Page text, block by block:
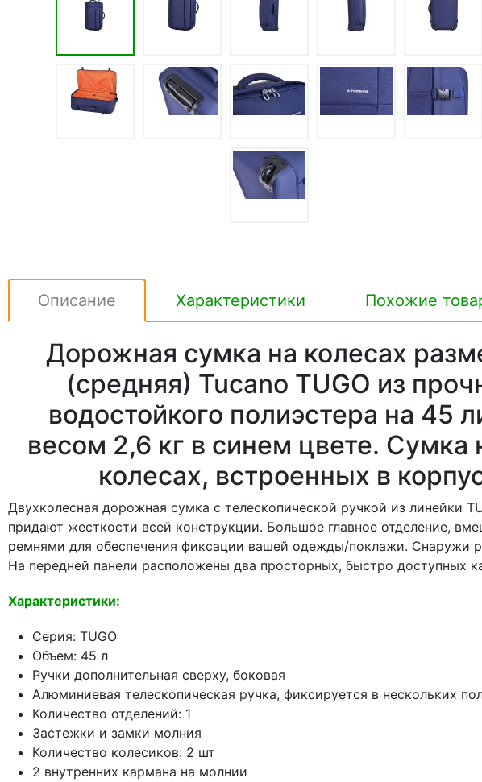
Описание Характеристики Похожие
Дорожная сумка на колесах
(средняя) Tucano TUGO из
водостойкого полиэстера на 45
весом 2,6 кг в синем цвете. Сумка
колесах, встроенных в
Двухколесная дорожная сумка с телескопической ручкой из линейки
придают жесткости всей конструкции. Большое главное отделение,
ремнями для обеспечения фиксации вашей одежды/поклажи. Снаружи
На передней панели расположены два просторных, быстро доступных
Характеристики:
Серия: TUGO
Объем: 45 л
Ручки дополнительная сверху, боковая
Алюминиевая телескопическая ручка, фиксируется в нескольких
Количество отделений: 1
Застежки и замки молния
Количество колесиков: 2 шт
2 внутренних кармана на молнии